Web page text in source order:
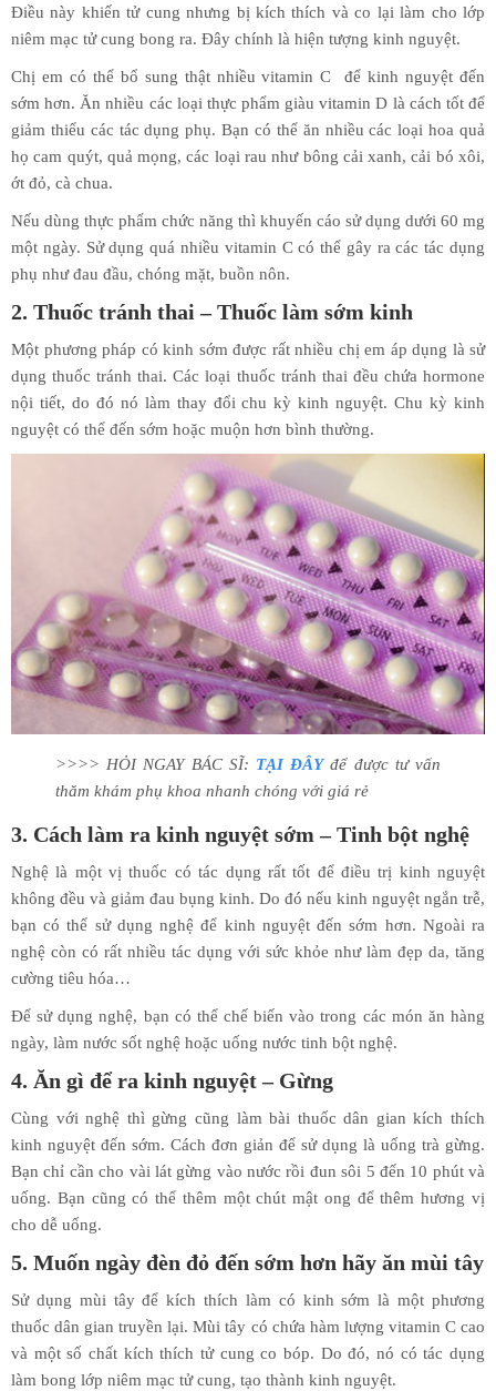
Điều này khiến tử cung nhưng bị kích thích và co lại làm cho lớp
niêm mạc tử cung bong ra. Đây chính là hiện tượng kinh nguyệt.
Chị em có thể bổ sung thật nhiều vitamin C để kinh nguyệt đến
sớm hơn. Ăn nhiều các loại thực phẩm giàu vitamin D là cách tốt để
giảm thiểu các tác dụng phụ. Bạn có thể ăn nhiều các loại hoa quả
họ cam quýt, quả mọng, các loại rau như bông cải xanh, cải bó xôi,
ớt đỏ, cà chua.
Nếu dùng thực phẩm chức năng thì khuyến cáo sử dụng dưới 60 mg
một ngày. Sử dụng quá nhiều vitamin C có thể gây ra các tác dụng
phụ như đau đầu, chóng mặt, buồn nôn.
2. Thuốc tránh thai – Thuốc làm sớm kinh
Một phương pháp có kinh sớm được rất nhiều chị em áp dụng là sử
dụng thuốc tránh thai. Các loại thuốc tránh thai đều chứa hormone
nội tiết, do đó nó làm thay đổi chu kỳ kinh nguyệt. Chu kỳ kinh
nguyệt có thể đến sớm hoặc muộn hơn bình thường.
>>>> HỎI NGAY BÁC SĨ: TẠI ĐÂYđể được tư vấn
thăm khám phụ khoa nhanh chóng với giá rẻ
3. Cách làm ra kinh nguyệt sớm – Tinh bột nghệ
Nghệ là một vị thuốc có tác dụng rất tốt để điều trị kinh nguyệt
không đều và giảm đau bụng kinh. Do đó nếu kinh nguyệt ngắn trễ,
bạn có thể sử dụng nghệ để kinh nguyệt đến sớm hơn. Ngoài ra
nghệ còn có rất nhiều tác dụng với sức khỏe như làm đẹp da, tăng
cường tiêu hóa…
Để sử dụng nghệ, bạn có thể chế biến vào trong các món ăn hàng
ngày, làm nước sốt nghệ hoặc uống nước tinh bột nghệ.
4. Ăn gì để ra kinh nguyệt – Gừng
Cùng với nghệ thì gừng cũng làm bài thuốc dân gian kích thích
kinh nguyệt đến sớm. Cách đơn giản để sử dụng là uống trà gừng.
Bạn chỉ cần cho vài lát gừng vào nước rồi đun sôi 5 đến 10 phút và
uống. Bạn cũng có thể thêm một chút mật ong để thêm hương vị
cho dễ uống.
5. Muốn ngày đèn đỏ đến sớm hơn hãy ăn mùi tây
Sử dụng mùi tây để kích thích làm có kinh sớm là một phương
thuốc dân gian truyền lại. Mùi tây có chứa hàm lượng vitamin C cao
và một số chất kích thích tử cung co bóp. Do đó, nó có tác dụng
làm bong lớp niêm mạc tử cung, tạo thành kinh nguyệt.